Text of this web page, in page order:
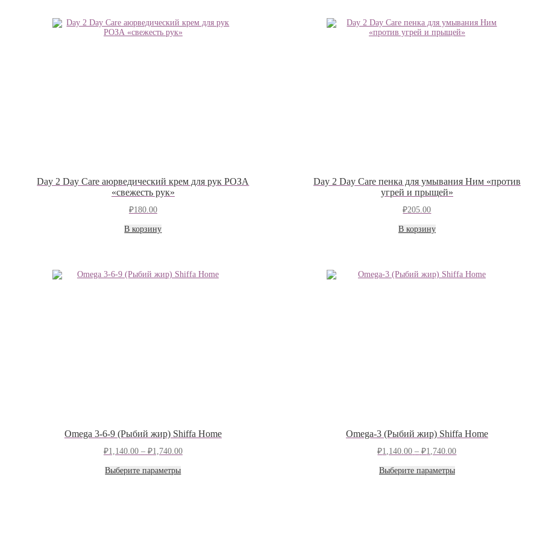
Day 2 Day Care аюрведический крем для рук РОЗА
«свежесть рук»
₽180.00
В корзину
Day 2 Day Care пенка для умывания Ним «против
угрей и прыщей»
₽205.00
В корзину
Omega 3-6-9 (Рыбий жир) Shiffa Home
₽1,140.00 – ₽1,740.00Диапазон
цен:
Выберите параметрыЭтот
Omega-3 (Рыбий жир) Shiffa Home
₽1,140.00 – ₽1,740.00Диапазон
цен:
Выберите параметрыЭтот